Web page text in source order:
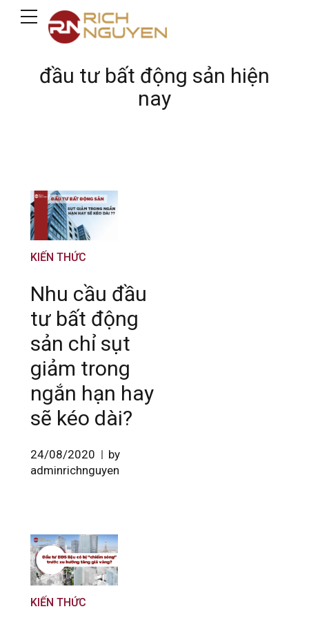
đầu tư bất động sản hiện
nay
KIẾN THỨC
Nhu cầu đầu
tư bất động
sản chỉ sụt
giảm trong
ngắn hạn hay
sẽ kéo dài?
24/08/2020
by
adminrichnguyen
KIẾN THỨC